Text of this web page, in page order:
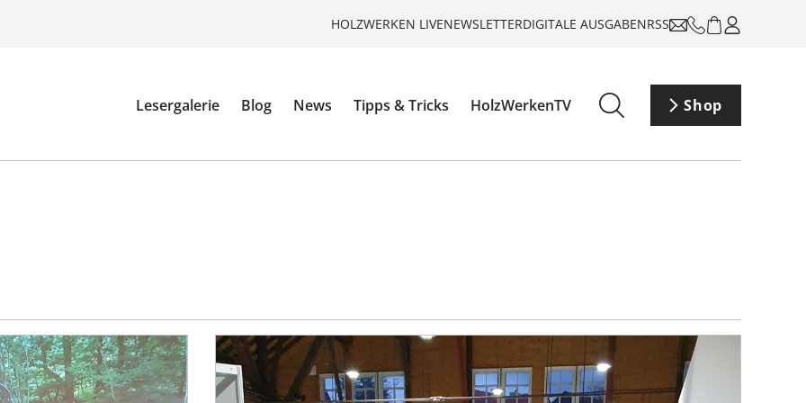
HOLZWERKEN LIVENEWSLETTERDIGITALE AUSGABENRSS
Lesergalerie Blog News Tipps & Tricks HolzWerkenTV Shop